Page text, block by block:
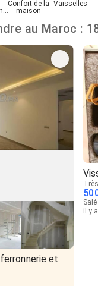
Confort de la
maison
Vaisselles
Bricolage à
et
Salé
il y